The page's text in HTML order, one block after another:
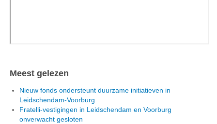
Meest gelezen
Nieuw fonds ondersteunt duurzame initiatieven in
Leidschendam-Voorburg
Fratelli-vestigingen in Leidschendam en Voorburg
onverwacht gesloten